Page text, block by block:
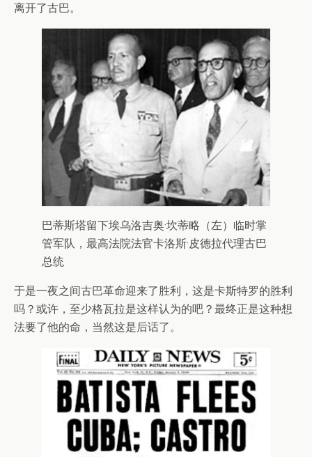
离开了古巴。
巴蒂斯塔留下埃乌洛吉奥·坎蒂略（左）临时掌
管军队，最高法院法官卡洛斯·皮德拉代理古巴
总统
于是一夜之间古巴革命迎来了胜利，这是卡斯特罗的胜利
吗？或许，至少格瓦拉是这样认为的吧？最终正是这种想
法要了他的命，当然这是后话了。